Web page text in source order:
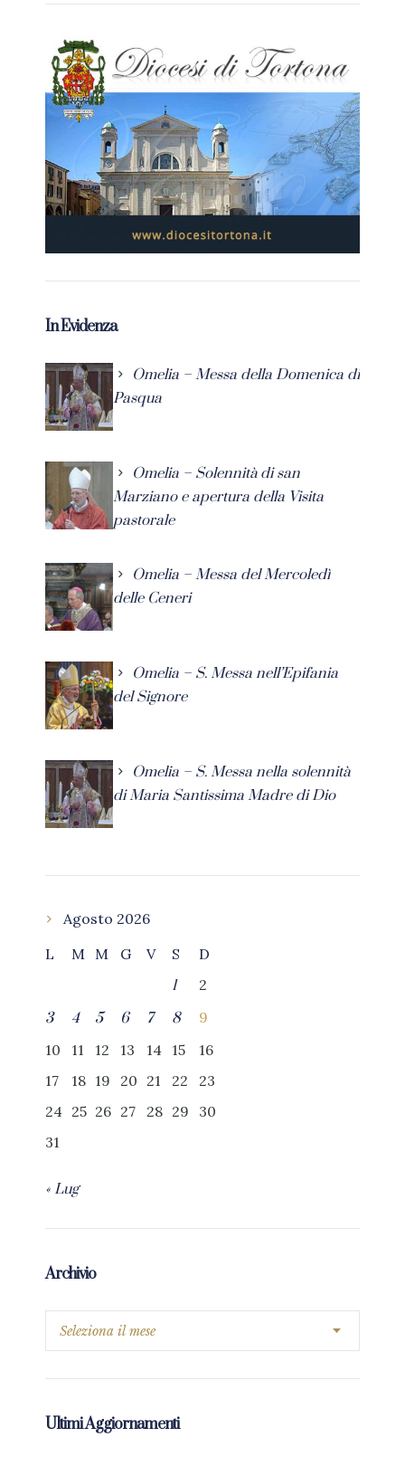
In Evidenza
Omelia – Messa della Domenica di
Pasqua
Omelia – Solennità di san
Marziano e apertura della Visita
pastorale
Omelia – Messa del Mercoledì
delle Ceneri
Omelia – S. Messa nell’Epifania
del Signore
Omelia – S. Messa nella solennità
di Maria Santissima Madre di Dio
Agosto 2026
L
M M G V S
D
1
2
3
4 5 6 7 8
9
10
11 12 13 14 15
16
17
18 19 20 21 22
23
24 25 26 27 28 29
30
31
« Lug
Archivio
Ultimi Aggiornamenti